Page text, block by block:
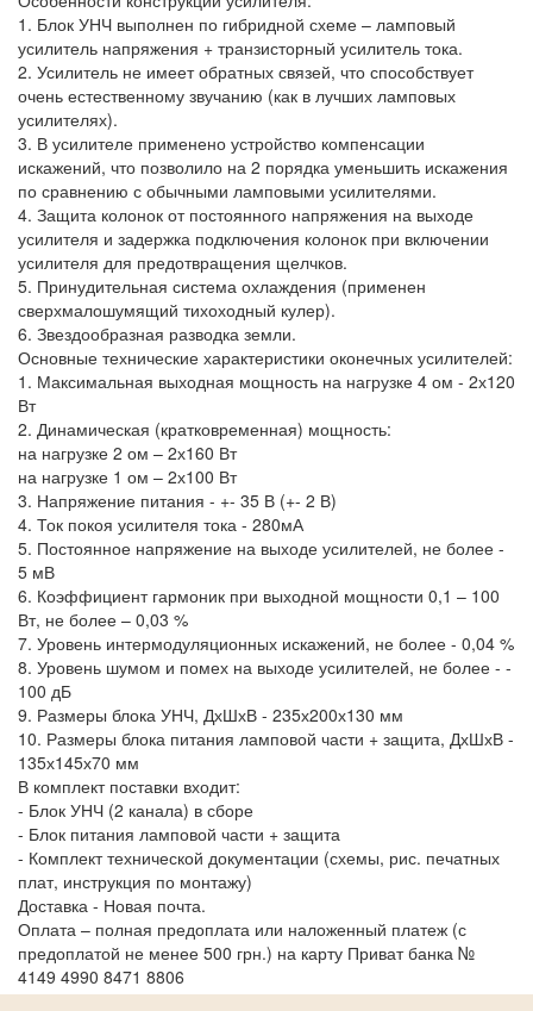
1. Блок УНЧ выполнен по гибридной схеме – ламповый
усилитель напряжения + транзисторный усилитель тока.
2. Усилитель не имеет обратных связей, что способствует
очень естественному звучанию (как в лучших ламповых
усилителях).
3. В усилителе применено устройство компенсации
искажений, что позволило на 2 порядка уменьшить искажения
по сравнению с обычными ламповыми усилителями.
4. Защита колонок от постоянного напряжения на выходе
усилителя и задержка подключения колонок при включении
усилителя для предотвращения щелчков.
5. Принудительная система охлаждения (применен
сверхмалошумящий тихоходный кулер).
6. Звездообразная разводка земли.
Основные технические характеристики оконечных усилителей:
1. Максимальная выходная мощность на нагрузке 4 ом - 2х120
Вт
2. Динамическая (кратковременная) мощность:
на нагрузке 2 ом – 2х160 Вт
на нагрузке 1 ом – 2х100 Вт
3. Напряжение питания - +- 35 В (+- 2 В)
4. Ток покоя усилителя тока - 280мА
5. Постоянное напряжение на выходе усилителей, не более -
5 мВ
6. Коэффициент гармоник при выходной мощности 0,1 – 100
Вт, не более – 0,03 %
7. Уровень интермодуляционных искажений, не более - 0,04 %
8. Уровень шумом и помех на выходе усилителей, не более - -
100 дБ
9. Размеры блока УНЧ, ДхШхВ - 235х200х130 мм
10. Размеры блока питания ламповой части + защита, ДхШхВ -
135х145х70 мм
В комплект поставки входит:
- Блок УНЧ (2 канала) в сборе
- Блок питания ламповой части + защита
- Комплект технической документации (схемы, рис. печатных
плат, инструкция по монтажу)
Доставка - Новая почта.
Оплата – полная предоплата или наложенный платеж (с
предоплатой не менее 500 грн.) на карту Приват банка №
4149 4990 8471 8806